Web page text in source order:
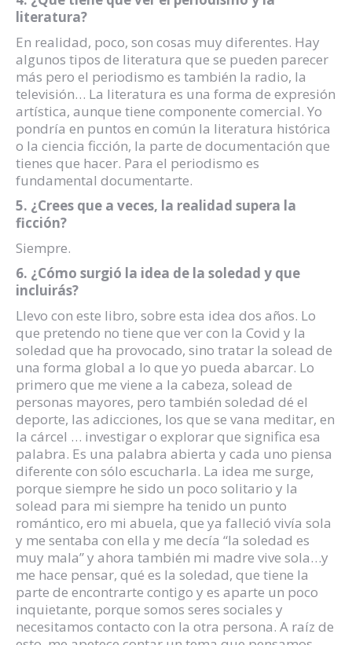
literatura?
En realidad, poco, son cosas muy diferentes. Hay
algunos tipos de literatura que se pueden parecer
más pero el periodismo es también la radio, la
televisión… La literatura es una forma de expresión
artística, aunque tiene componente comercial. Yo
pondría en puntos en común la literatura histórica
o la ciencia ficción, la parte de documentación que
tienes que hacer. Para el periodismo es
fundamental documentarte.
5. ¿Crees que a veces, la realidad supera la
ficción?
Siempre.
6. ¿Cómo surgió la idea de la soledad y que
incluirás?
Llevo con este libro, sobre esta idea dos años. Lo
que pretendo no tiene que ver con la Covid y la
soledad que ha provocado, sino tratar la solead de
una forma global a lo que yo pueda abarcar. Lo
primero que me viene a la cabeza, solead de
personas mayores, pero también soledad dé el
deporte, las adicciones, los que se vana meditar, en
la cárcel … investigar o explorar que significa esa
palabra. Es una palabra abierta y cada uno piensa
diferente con sólo escucharla. La idea me surge,
porque siempre he sido un poco solitario y la
solead para mi siempre ha tenido un punto
romántico, ero mi abuela, que ya falleció vivía sola
y me sentaba con ella y me decía “la soledad es
muy mala” y ahora también mi madre vive sola…y
me hace pensar, qué es la soledad, que tiene la
parte de encontrarte contigo y es aparte un poco
inquietante, porque somos seres sociales y
necesitamos contacto con la otra persona. A raíz de